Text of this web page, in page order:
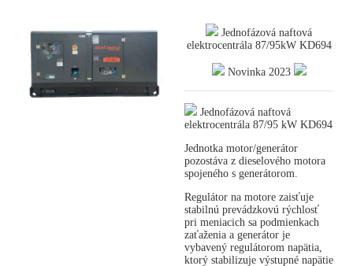
Jednofázová naftová
elektrocentrála 87/95kW KD694
Novinka 2023
Jednofázová naftová
elektrocentrála 87/95 kW KD694
Jednotka motor/generátor
pozostáva z dieselového motora
spojeného s generátorom.
Regulátor na motore zaisťuje
stabilnú prevádzkovú rýchlosť
pri meniacich sa podmienkach
zaťaženia a generátor je
vybavený regulátorom napätia,
ktorý stabilizuje výstupné napätie